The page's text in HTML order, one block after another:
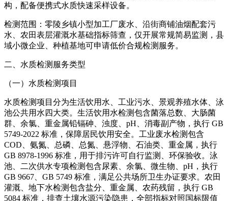
构，配备便携式水质快速采样设备。
检测范围：零陵乡镇小型加工厂废水、沿街商铺油烟配套污
水、农田表层灌溉水基础指标筛查，仅开展常规简易监测，县
域小微企业、种植基地可申请低价合规检测服务。
二、水质检测服务类型
（一）水质检测项目
水质检测项目分为生活饮用水、工业污水、景观养殖水体、泳
池公共用水四大类。生活饮用水检测包含菌落总数、大肠菌
群、余氯、重金属铅镉砷、浊度、pH、消毒副产物，执行 GB
5749-2022 标准，保障居民饮用安全。工业废水检测包含
COD、氨氮、总磷、总氮、悬浮物、石油类、重金属，执行
GB 8978-1996 标准，用于排污许可自行监测、环保验收。泳
池、二次供水专项检测包含尿素、余氯、微生物、pH，执行
GB 9667、GB 5749 标准，满足公共场所卫生办证要求。农田
灌溉、地下水检测包含盐分、重金属、农药残留，执行 GB
5084 标准，排查土壤水源污染隐患，全部指标对照国标限值